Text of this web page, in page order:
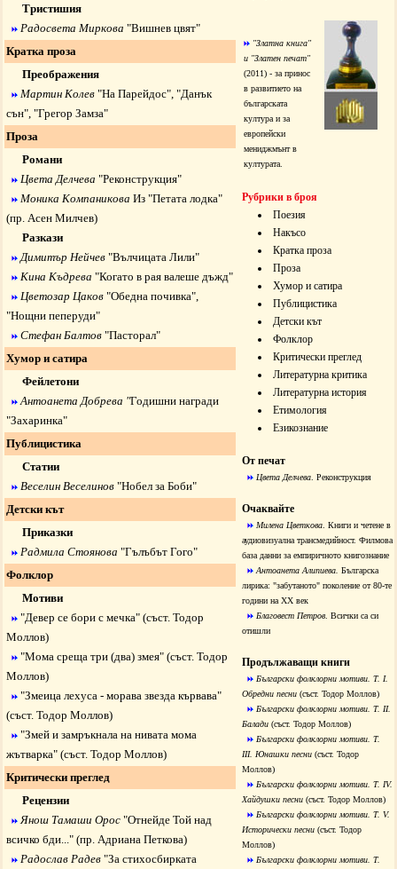
Тристишия
Радосвета Миркова "Вишнев цвят"
Кратка проза
Преображения
Мартин Колев "На Парейдос", "Данък
сън", "Грегор Замза"
Проза
Романи
Цвета Делчева "Реконструкция"
Моника Компаникова Из "Петата лодка"
(пр. Асен Милчев)
Разкази
Димитър Нейчев "Вълчицата Лили"
Кина Къдрева "Когато в рая валеше дъжд"
Цветозар Цаков "Обедна почивка",
"Нощни пеперуди"
Стефан Балтов "Пасторал"
Хумор и сатира
Фейлетони
Антоанета Добрева "Годишни награди
"Захаринка"
Публицистика
Статии
Веселин Веселинов "Нобел за Боби"
Детски кът
Приказки
Радмила Стоянова "Гълъбът Гого"
Фолклор
Мотиви
"Девер се бори с мечка" (съст. Тодор
Моллов)
"Мома среща три (два) змея" (съст. Тодор
Моллов)
"Змеица лехуса - морава звезда кървава"
(съст. Тодор Моллов)
"Змей и замръкнала на нивата мома
жътварка" (съст. Тодор Моллов)
Критически преглед
Рецензии
Янош Тамаши Орос "Отнейде Той над
всичко бди..." (пр. Адриана Петкова)
Радослав Радев "За стихосбирката
"Златна книга"
и "Златен печат"
(2011) - за принос
в развитието на
българската
култура и за
европейски
мениджмънт в
културата.
Рубрики в броя
Поезия
Накъсо
Кратка проза
Проза
Хумор и сатира
Публицистика
Детски кът
Фолклор
Критически преглед
Литературна критика
Литературна история
Етимология
Езикознание
От печат
Цвета Делчева Реконструкция
Очаквайте
Милена Цветкова . Книги и четене в
аудиовизуална трансмедийност. Филмова
база данни за емпиричното книгознание
Антоанета Алипиева. Българска
лирика: "забутаното" поколение от 80-те
години на ХХ век
Благовест Петров . Всички са си
отишли
Продължаващи книги
Български фолклорни мотиви. Т. I.
Обредни песни (съст. Тодор Моллов)
Български фолклорни мотиви. Т. II.
Балади (съст. Тодор Моллов)
Български фолклорни мотиви. Т.
III. Юнашки песни (съст. Тодор
Моллов)
Български фолклорни мотиви. Т. IV.
Хайдушки песни (съст. Тодор Моллов)
Български фолклорни мотиви. Т. V.
Исторически песни (съст. Тодор
Моллов)
Български фолклорни мотиви. Т.